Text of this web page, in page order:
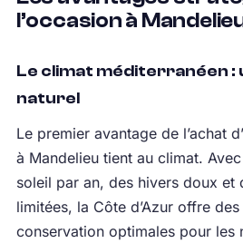
l’occasion à
Le climat méditerranéen
naturel
Le premier avantage de l’achat
à Mandelieu tient au climat.
soleil par an, des hivers doux et
limitées, la Côte d’Azur offre
conservation optimales pour les